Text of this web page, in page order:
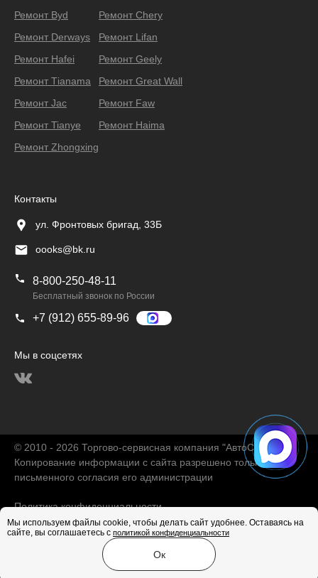
Ремонт Byd
Ремонт Derways
Ремонт Hafei
Ремонт Тianama
Ремонт Jac
Ремонт Tianye
Ремонт Zhongxing
Ремонт Chery
Ремонт Lifan
Ремонт Geely
Ремонт Great Wall
Ремонт Faw
Ремонт Haima
Контакты
ул. Фронтовых бригад, 33Б
oooks@bk.ru
8-800-250-48-11
Бесплатный звонок по России
+7 (912) 655-89-96
Мы в соцсетях
© 2010 - 2026 Торгово-сервисная компания "АвтоChina"
Копирование информации с сайта разрешено только с
письменного согласия его администрации
Политика конфиденциальности
Продвижение сайта
Мы используем файлы cookie, чтобы делать сайт удобнее. Оставаясь на
сайте, вы соглашаетесь с политикой конфиденциальности
Ок